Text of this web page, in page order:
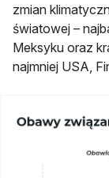
zmian
światowej –
Meksyku oraz
najmniej USA,